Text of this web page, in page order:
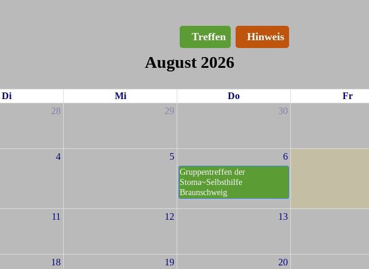
Treffen Hinweis
August 2026
Di Mi Do
Fr
28 29 30
4 5 6
Gruppentreffen der
Stoma~Selbsthilfe
Braunschweig
11 12 13
18 19 20